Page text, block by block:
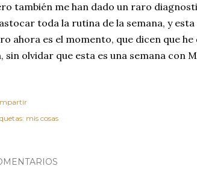
también me han dado un raro
toda la rutina de la semana, y
ahora es el momento, que dicen que
sin olvidar que esta es una semana con
mis cosas